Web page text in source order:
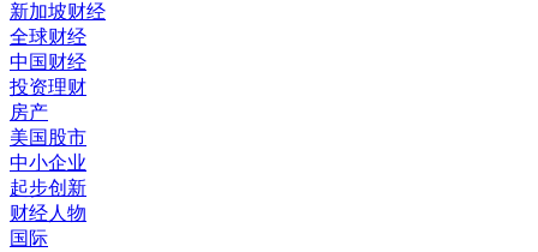
新加坡财经
全球财经
中国财经
投资理财
房产
美国股市
中小企业
起步创新
财经人物
国际